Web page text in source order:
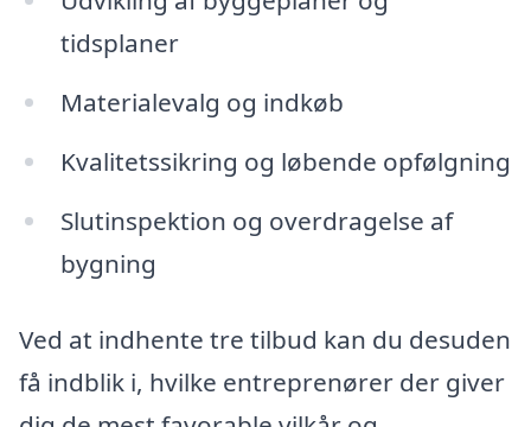
tidsplaner
Materialevalg og indkøb
Kvalitetssikring og løbende opfølgning
Slutinspektion og overdragelse af
bygning
Ved at indhente tre tilbud kan du desuden
få indblik i, hvilke entreprenører der giver